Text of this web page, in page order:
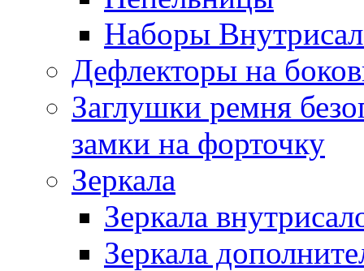
Наборы
Дефлекторы на
Заглушки ремня
замки на форточку
Зеркала
Зеркала
Зеркала